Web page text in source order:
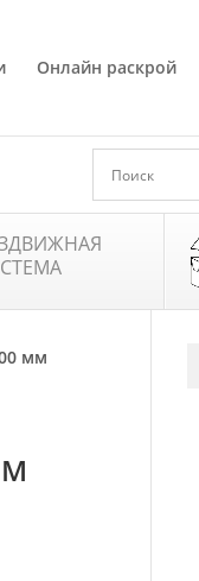
Онлайн раскрой
мм